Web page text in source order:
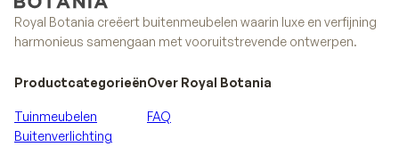
Royal Botania creëert buitenmeubelen waarin luxe en verfijning
harmonieus samengaan met vooruitstrevende ontwerpen.
Productcategorieën
Tuinmeubelen
Buitenverlichting
Over Royal Botania
FAQ